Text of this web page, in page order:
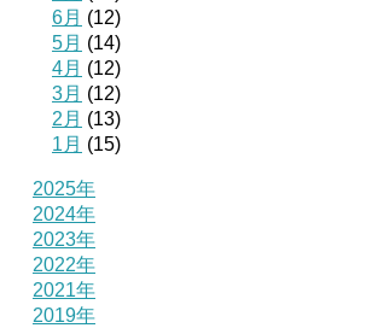
6月 (12)
5月 (14)
4月 (12)
3月 (12)
2月 (13)
1月 (15)
2025年
2024年
2023年
2022年
2021年
2019年